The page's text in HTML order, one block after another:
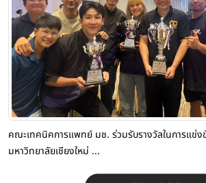
คณะเทคนิคการแพทย์ มช. ร่วมรับรางวัลในการแข่
มหาวิทยาลัยเชียงใหม่ ...